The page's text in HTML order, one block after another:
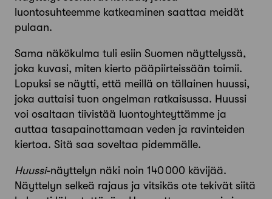
luontosuhteemme katkeaminen saattaa meidät
pulaan.
Sama näkökulma tuli esiin Suomen näyttelyssä,
joka kuvasi, miten kierto pääpiirteissään toimii.
Lopuksi se näytti, että meillä on tällainen huussi,
joka auttaisi tuon ongelman ratkaisussa. Huussi
voi osaltaan tiivistää luontoyhteyttämme ja
auttaa tasapainottamaan veden ja ravinteiden
kiertoa. Sitä saa soveltaa pidemmälle.
Huussi-näyttelyn näki noin 140 000 kävijää.
Näyttelyn selkeä rajaus ja vitsikäs ote tekivät siitä